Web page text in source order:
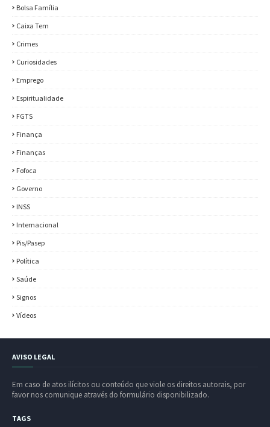
Bolsa Família
Caixa Tem
Crimes
Curiosidades
Emprego
Espiritualidade
FGTS
Finança
Finanças
Fofoca
Governo
INSS
Internacional
Pis/Pasep
Política
Saúde
Signos
Vídeos
AVISO LEGAL
Em caso de atos ilícitos ou conteúdo que viole os direitos autorais, por
favor nos comunique através do formulário disponibilizado.
TAGS